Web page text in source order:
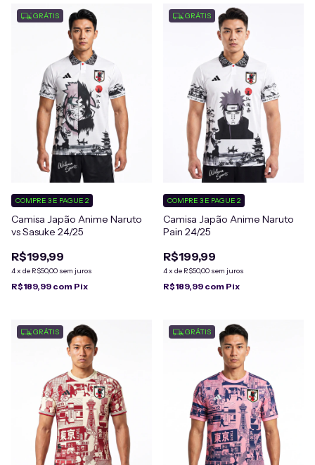
GRÁTIS
Camisa Japão Anime Naruto
vs Sasuke 24/25
R$199,99
4x de R$50,00 sem juros
COMPRE 3 E PAGUE 2
R$189,99 com Pix
GRÁTIS
Camisa Japão Anime Naruto
Pain 24/25
R$199,99
4x de R$50,00 sem juros
COMPRE 3 E PAGUE 2
R$189,99 com Pix
GRÁTIS GRÁTIS